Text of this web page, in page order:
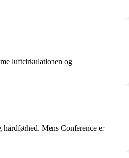
luftcirkulationen og
Mens Conference er